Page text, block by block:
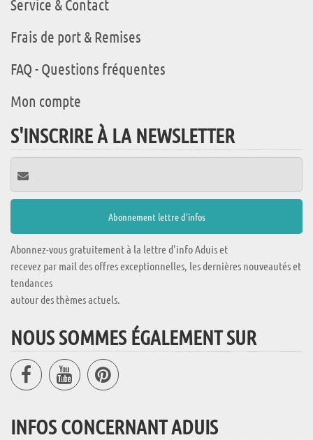
Service & Contact
Frais de port & Remises
FAQ - Questions fréquentes
Mon compte
S'INSCRIRE À LA NEWSLETTER
Abonnez-vous gratuitement à la lettre d'info Aduis et
recevez par mail des offres exceptionnelles, les dernières nouveautés et
tendances
autour des thèmes actuels.
NOUS SOMMES ÉGALEMENT SUR
INFOS CONCERNANT ADUIS